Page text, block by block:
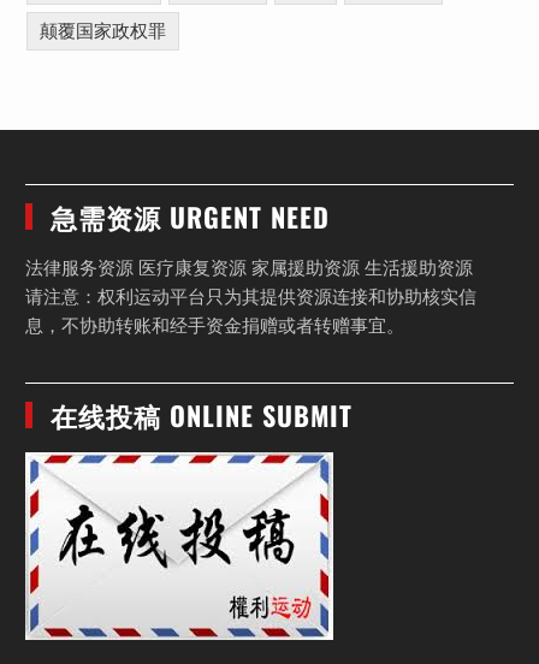
颠覆国家政权罪
急需资源 URGENT NEED
法律服务资源 医疗康复资源 家属援助资源 生活援助资源
请注意：权利运动平台只为其提供资源连接和协助核实信
息，不协助转账和经手资金捐赠或者转赠事宜。
在线投稿 ONLINE SUBMIT